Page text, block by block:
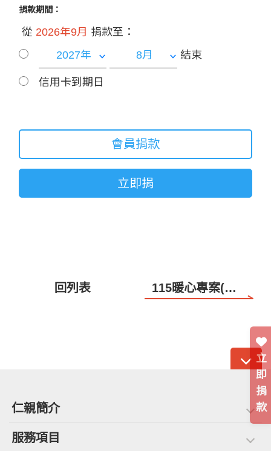
捐款期間：
從 2026年9月 捐款至：
結束
信用卡到期日
會員捐款
立即捐
回列表 115暖心專案(花蓮偏鄉孩子的另一個家)
立
即
捐
款
仁親簡介
服務項目